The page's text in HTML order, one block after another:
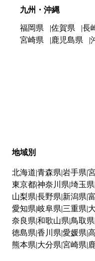
九州・沖縄
福岡県 佐賀県 長
宮崎県
鹿児島県
地域別
北海道 青森県 岩手県
東京都神奈川県 埼玉県
山梨県 長野県 新潟県
愛知県 岐阜県 三重県
奈良県 和歌山県 鳥取県
徳島県 香川県 愛媛県
熊本県 大分県 宮崎県